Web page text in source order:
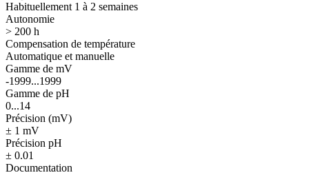
Habituellement 1 à 2 semaines
Autonomie
> 200 h
Compensation de température
Automatique et manuelle
Gamme de mV
-1999...1999
Gamme de pH
0...14
Précision (mV)
± 1 mV
Précision pH
± 0.01
Documentation